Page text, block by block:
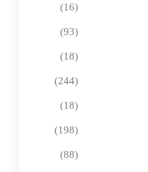
(16)
(93)
(18)
(244)
(18)
(198)
(88)